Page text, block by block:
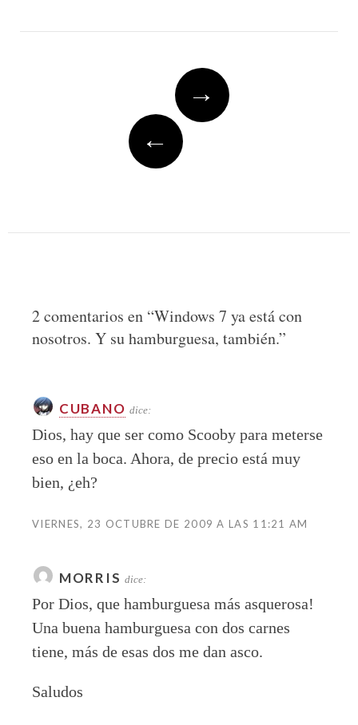
→
←
2 comentarios en “Windows 7 ya está con
nosotros. Y su hamburguesa, también.”
CUBANO dice:
Dios, hay que ser como Scooby para meterse
eso en la boca. Ahora, de precio está muy
bien, ¿eh?
VIERNES, 23 OCTUBRE DE 2009 A LAS 11:21 AM
MORRIS dice:
Por Dios, que hamburguesa más asquerosa!
Una buena hamburguesa con dos carnes
tiene, más de esas dos me dan asco.
Saludos